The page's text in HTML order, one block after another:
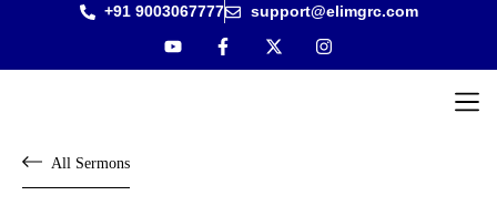
+91 9003067777 support@elimgrc.com
All Sermons